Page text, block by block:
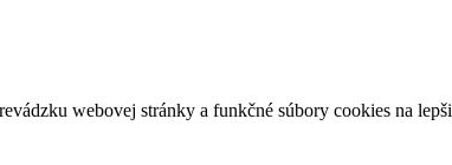
webovej stránky a funkčné súbory cookies na